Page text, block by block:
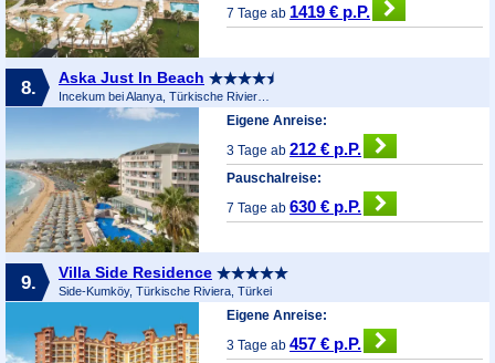
7 Tage ab 1419 € p.P.
8. Aska Just In Beach
Incekum bei Alanya, Türkische Riviera, Türkei
Eigene Anreise:
3 Tage ab212 € p.P.
Pauschalreise:
7 Tage ab630 € p.P.
9. Villa Side Residence
Side-Kumköy, Türkische Riviera, Türkei
Eigene Anreise:
3 Tage ab457 € p.P.